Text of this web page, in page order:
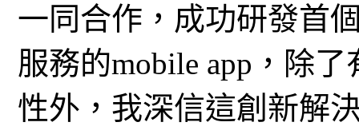
一同合作，成功研發首
服務的mobile app，除
性外，我深信這創新解